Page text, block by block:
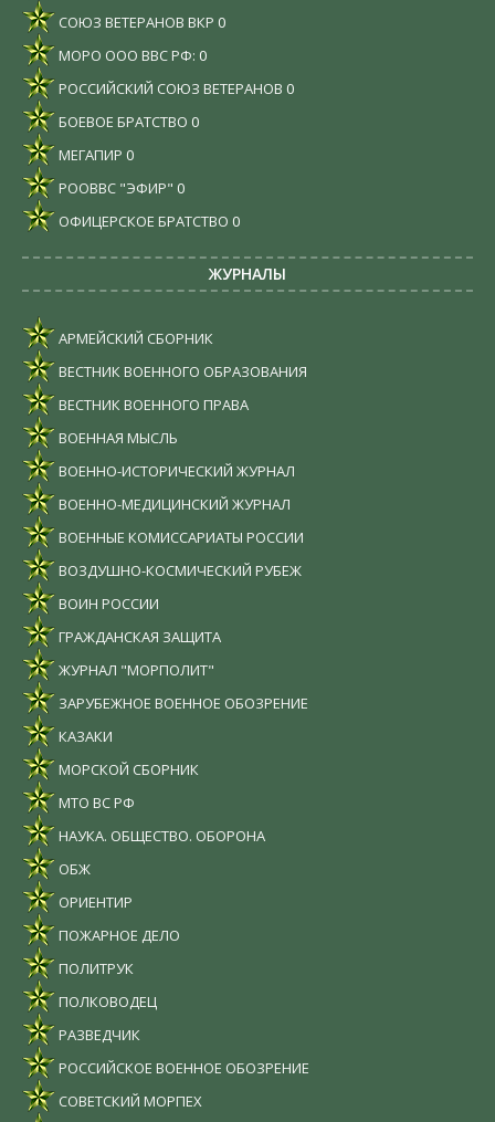
СОЮЗ ВЕТЕРАНОВ ВКР 0
МОРО ООО ВВС РФ: 0
РОССИЙСКИЙ СОЮЗ ВЕТЕРАНОВ 0
БОЕВОЕ БРАТСТВО 0
МЕГАПИР 0
РООВВС "ЭФИР" 0
ОФИЦЕРСКОЕ БРАТСТВО 0
ЖУРНАЛЫ
АРМЕЙСКИЙ СБОРНИК
ВЕСТНИК ВОЕННОГО ОБРАЗОВАНИЯ
ВЕСТНИК ВОЕННОГО ПРАВА
ВОЕННАЯ МЫСЛЬ
ВОЕННО-ИСТОРИЧЕСКИЙ ЖУРНАЛ
ВОЕННО-МЕДИЦИНСКИЙ ЖУРНАЛ
ВОЕННЫЕ КОМИССАРИАТЫ РОССИИ
ВОЗДУШНО-КОСМИЧЕСКИЙ РУБЕЖ
ВОИН РОССИИ
ГРАЖДАНСКАЯ ЗАЩИТА
ЖУРНАЛ "МОРПОЛИТ"
ЗАРУБЕЖНОЕ ВОЕННОЕ ОБОЗРЕНИЕ
КАЗАКИ
МОРСКОЙ СБОРНИК
МТО ВС РФ
НАУКА. ОБЩЕСТВО. ОБОРОНА
ОБЖ
ОРИЕНТИР
ПОЖАРНОЕ ДЕЛО
ПОЛИТРУК
ПОЛКОВОДЕЦ
РАЗВЕДЧИК
РОССИЙСКОЕ ВОЕННОЕ ОБОЗРЕНИЕ
СОВЕТСКИЙ МОРПЕХ